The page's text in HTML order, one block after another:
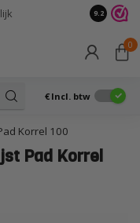
9.2
0
€ Incl. btw
Korrel 100
Pad Korrel